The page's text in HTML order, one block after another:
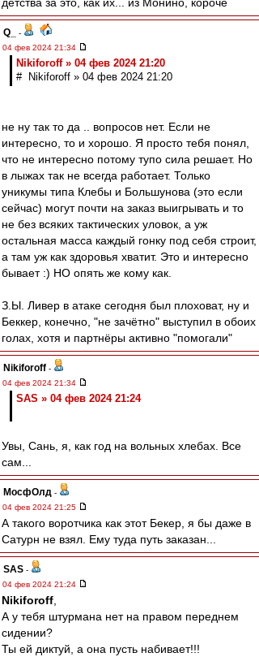
Q_
-
04 фев 2024 21:34
Nikiforoff » 04 фев 2024 21:20
# Nikiforoff » 04 фев 2024 21:20
не ну так то да .. вопросов нет. Если не
интересно, то и хорошо. Я просто тебя понял,
что не интересно потому тупо сила решает. Но
в лыжах так не всегда работает. Только
уникумы типа Клебы и Большунова (это если
сейчас) могут почти на заказ выигрывать и то
не без всяких тактических уловок, а уж
остальная масса каждый гонку под себя строит,
а там уж как здоровья хватит. Это и интересно
бывает :) НО опять же кому как.
З.Ы. Ливер в атаке сегодня был плоховат, ну и
Беккер, конечно, "не зачётно" выступил в обоих
голах, хотя и партнёры активно "помогали"
Nikiforoff -
04 фев 2024 21:34
SAS » 04 фев 2024 21:24
Увы, Сань, я, как год на вольных хлебах. Все
сам...
МосфОлд -
04 фев 2024 21:25
А такого воротчика как этот Бекер, я бы даже в
Сатурн не взял. Ему туда путь заказан...
SAS -
04 фев 2024 21:24
Nikiforoff
А у тебя штурмана нет на правом переднем
сидении?
Ты ей диктуй, а она пусть набивает!!!